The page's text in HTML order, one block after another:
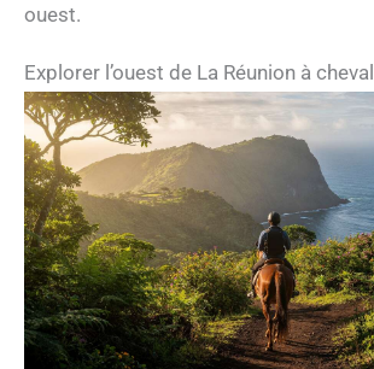
ouest.
Explorer l’ouest de La Réunion à cheval